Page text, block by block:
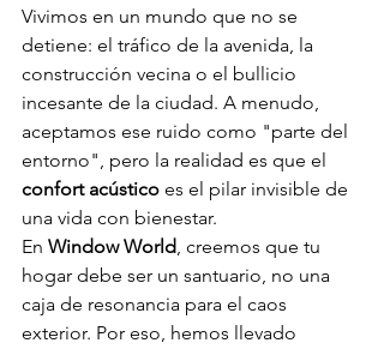
Vivimos en un mundo que no se
detiene: el tráfico de la avenida, la
construcción vecina o el bullicio
incesante de la ciudad. A menudo,
aceptamos ese ruido como "parte del
entorno", pero la realidad es que el
confort acústico es el pilar invisible de
una vida con bienestar.
En Window World, creemos que tu
hogar debe ser un santuario, no una
caja de resonancia para el caos
exterior. Por eso, hemos llevado